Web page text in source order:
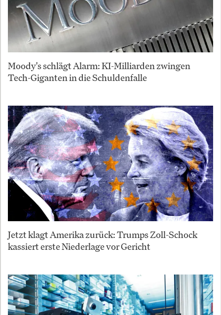
Moody's schlägt Alarm: KI-Milliarden zwingen
Tech-Giganten in die Schuldenfalle
Jetzt klagt Amerika zurück: Trumps Zoll-Schock
kassiert erste Niederlage vor Gericht